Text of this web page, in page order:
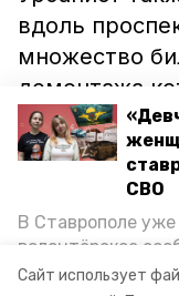
Сайт использует
СВО
В Ставрополе
волонтёрское
организуют
вдоль
множество
демонтажа
перестали
вывески. По
наружной
части